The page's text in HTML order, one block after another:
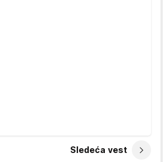
Sledeća vest